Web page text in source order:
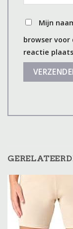
Mijn
browser voor
reactie